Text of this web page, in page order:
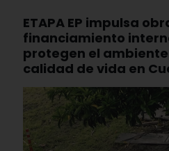
ETAPA EP impulsa
financiamiento
protegen el
calidad de vida en